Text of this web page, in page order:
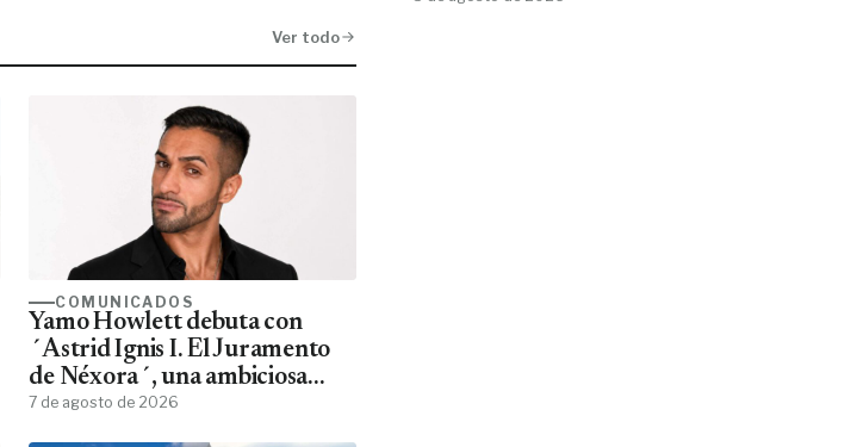
Ver todo
COMUNICADOS
Yamo Howlett debuta con
´Astrid Ignis I. El Juramento
de Néxora´, una ambiciosa
saga de fantasía y ciencia
7 de agosto de 2026